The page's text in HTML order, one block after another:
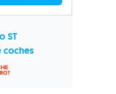
ST
coches